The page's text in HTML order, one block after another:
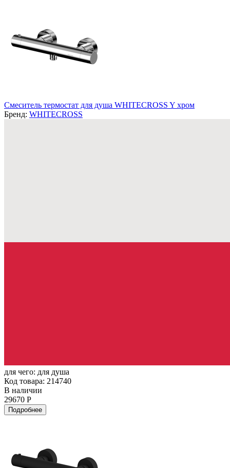
Смеситель термостат для душа WHITECROSS Y хром
Бренд: WHITECROSS
для чего: для душа
Код товара: 214740
В наличии
29670 Р
Подробнее